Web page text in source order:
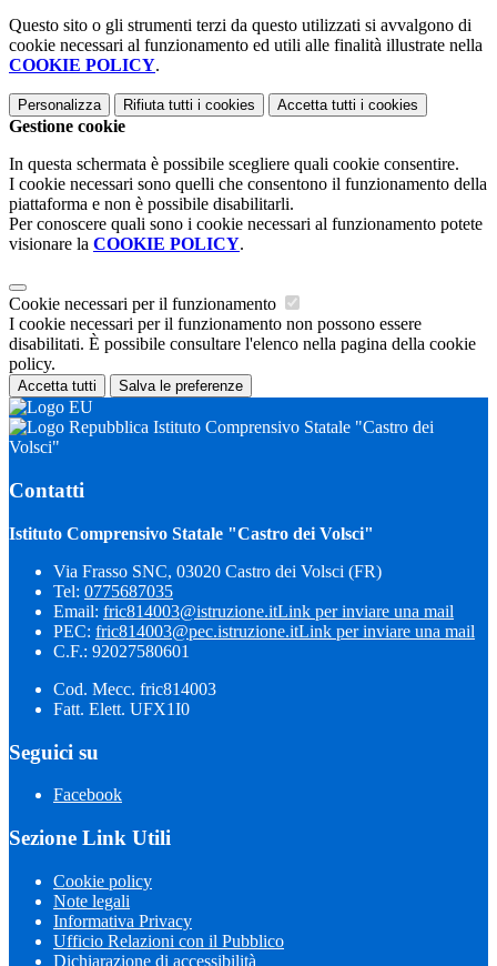
Questo sito o gli strumenti terzi da questo utilizzati si avvalgono di
cookie necessari al funzionamento ed utili alle finalità illustrate nella
COOKIE POLICY.
Personalizza Rifiuta tutti i cookies Accetta tutti i cookies
Gestione cookie
In questa schermata è possibile scegliere quali cookie consentire.
I cookie necessari sono quelli che consentono il funzionamento della
piattaforma e non è possibile disabilitarli.
Per conoscere quali sono i cookie necessari al funzionamento potete
visionare la COOKIE POLICY.
Cookie necessari per il funzionamento
I cookie necessari per il funzionamento non possono essere
disabilitati. È possibile consultare l'elenco nella pagina della cookie
policy.
Accetta tutti Salva le preferenze
Istituto Comprensivo Statale "Castro dei
Volsci"
Contatti
Istituto Comprensivo Statale "Castro dei Volsci"
Via Frasso SNC, 03020 Castro dei Volsci (FR)
Tel: 0775687035
Email: fric814003@istruzione.itLink per inviare una mail
PEC: fric814003@pec.istruzione.itLink per inviare una mail
C.F.: 92027580601
Cod. Mecc. fric814003
Fatt. Elett. UFX1I0
Seguici su
Facebook
Sezione Link Utili
Cookie policy
Note legali
Informativa Privacy
Ufficio Relazioni con il Pubblico
Dichiarazione di accessibilità